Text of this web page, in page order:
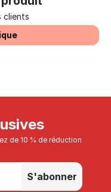
clients
de 10 % de réduction
S'abonner